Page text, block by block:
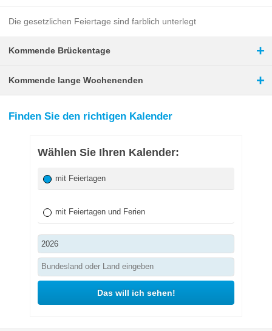
Die gesetzlichen Feiertage sind farblich unterlegt
Kommende Brückentage +
Kommende lange Wochenenden +
Finden Sie den richtigen Kalender
Wählen Sie Ihren Kalender:
mit Feiertagen
mit Feiertagen und Ferien
Das will ich sehen!